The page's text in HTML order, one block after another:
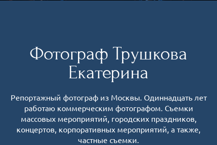
Фотограф Трушкова
Екатерина
Репортажный фотограф из Москвы. Одиннадцать лет
работаю коммерческим фотографом. Съемки
массовых мероприятий, городских праздников,
концертов, корпоративных мероприятий, а также,
частные съемки.